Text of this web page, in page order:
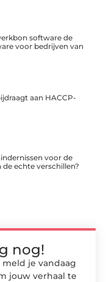
software de
voor bedrijven van
aan HACCP-
voor de
echte verschillen?
nog!
je vandaag
jouw verhaal te